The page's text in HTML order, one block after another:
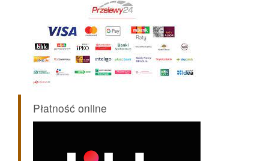
Płatność online